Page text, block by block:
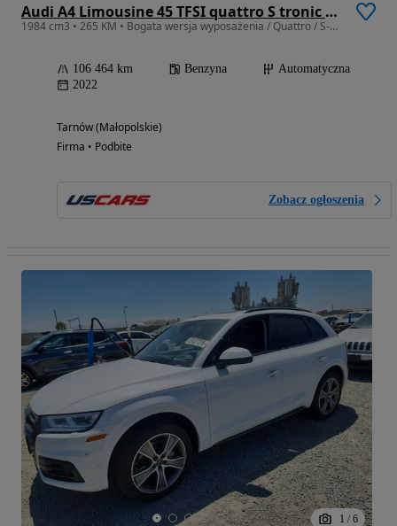
Audi A4 Limousine 45 TFSI quattro S tronic S line
1984 cm3 • 265 KM • Bogata wersja wyposażenia / Quattro / S-Line /
106 464 km Benzyna
Automatyczna
2022
Tarnów (Małopolskie)
Firma • Podbite
Zobacz ogłoszenia
1 / 6